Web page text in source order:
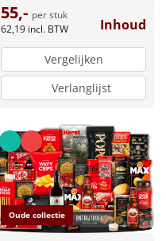
55,- per stuk
62,19 incl. BTW Inhoud
Vergelijken
Verlanglijst
Oude collectie